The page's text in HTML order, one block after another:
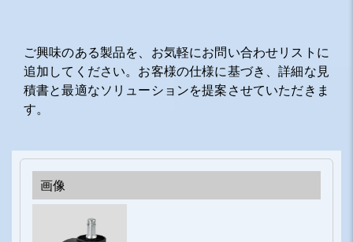
ご興味のある製品を、お気軽にお問い合わせリストに
追加してください。お客様の仕様に基づき、詳細な見
積書と最適なソリューションを提案させていただきま
す。